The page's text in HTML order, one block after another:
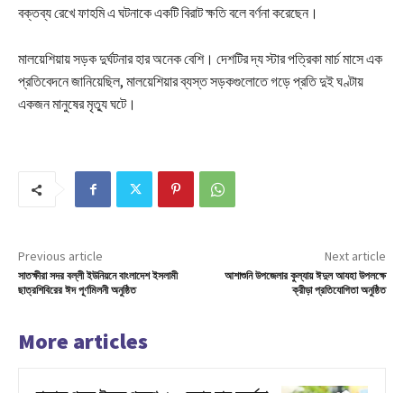
বক্তব্য রেখে ফাহমি এ ঘটনাকে একটি বিরাট ক্ষতি বলে বর্ণনা করেছেন।
মালয়েশিয়ায় সড়ক দুর্ঘটনার হার অনেক বেশি। দেশটির দ্য স্টার পত্রিকা মার্চ মাসে এক
প্রতিবেদনে জানিয়েছিল, মালয়েশিয়ার ব্যস্ত সড়কগুলোতে গড়ে প্রতি দুই ঘণ্টায়
একজন মানুষের মৃত্যু ঘটে।
Previous article
সাতক্ষীরা সদর বল্লী ইউনিয়নে বাংলাদেশ ইসলামী
ছাত্রশিবিরের ঈদ পূর্ণমিলনী অনুষ্ঠিত
Next article
আশাশুনি উপজেলার কুল্যায় ঈদুল আযহা উপলক্ষে
ক্রীড়া প্রতিযোগিতা অনুষ্ঠিত
More articles